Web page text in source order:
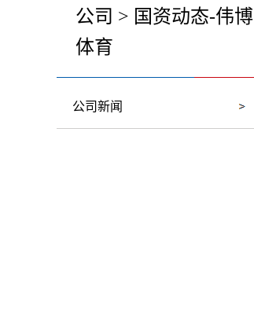
公司 > 国资动态-伟博
体育
公司新闻